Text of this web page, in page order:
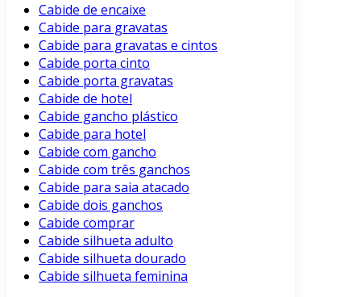
Cabide de encaixe
Cabide para gravatas
Cabide para gravatas e cintos
Cabide porta cinto
Cabide porta gravatas
Cabide de hotel
Cabide gancho plástico
Cabide para hotel
Cabide com gancho
Cabide com três ganchos
Cabide para saia atacado
Cabide dois ganchos
Cabide comprar
Cabide silhueta adulto
Cabide silhueta dourado
Cabide silhueta feminina